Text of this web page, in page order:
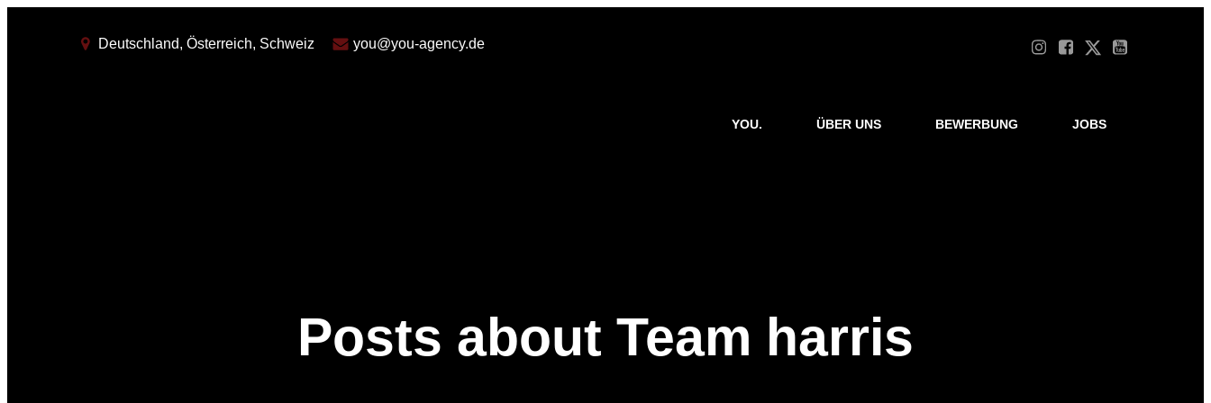
Deutschland, Österreich, Schweiz you@you-agency.de
YOU. ÜBER UNS BEWERBUNG JOBS
Posts about Team harris